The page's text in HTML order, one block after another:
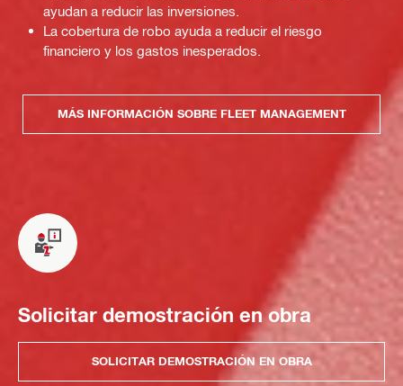
ayudan a reducir las inversiones.
La cobertura de robo ayuda a reducir el riesgo
financiero y los gastos inesperados.
MÁS INFORMACIÓN SOBRE FLEET MANAGEMENT
Solicitar demostración en obra
SOLICITAR DEMOSTRACIÓN EN OBRA